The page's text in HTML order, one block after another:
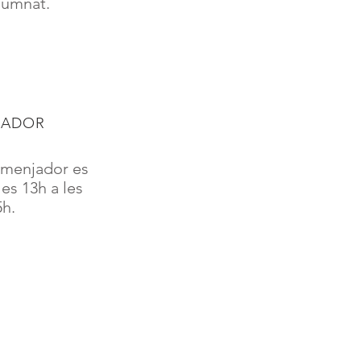
es
13h a les